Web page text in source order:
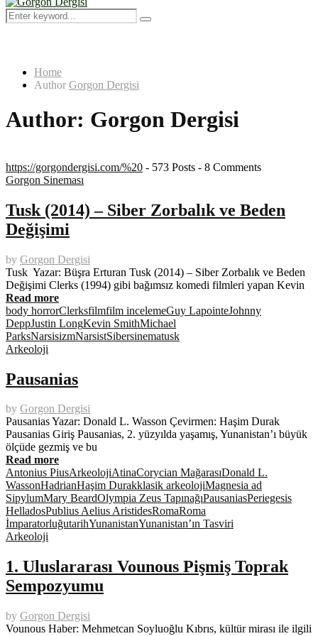
Menu
Search
for:
Search
Home
Author Gorgon Dergisi
Author: Gorgon Dergisi
https://gorgondergisi.com/%20 - 573 Posts - 8 Comments
Gorgon Sineması
Tusk (2014) – Siber Zorbalık ve Beden
Değişimi
by Gorgon Dergisi
Tusk Yazar: Büşra Erturan Tusk (2014) – Siber Zorbalık ve Beden
Değişimi Clerks (1994) gibi bağımsız komedi filmleri yapan Kevin
Read more
body horrorClerksfilmfilm incelemeGuy LapointeJohnny
DeppJustin LongKevin SmithMichael
ParksNarsisizmNarsistSibersinematusk
Arkeoloji
Pausanias
by Gorgon Dergisi
Pausanias Yazar: Donald L. Wasson Çevirmen: Haşim Durak
Pausanias Giriş Pausanias, 2. yüzyılda yaşamış, Yunanistan’ı büyük
ölçüde gezmiş ve bu
Read more
Antonius PiusArkeolojiAtinaCorycian MağarasıDonald L.
WassonHadrianHaşim Durakklasik arkeolojiMagnesia ad
SipylumMary BeardOlympia Zeus TapınağıPausaniasPeriegesis
HelladosPublius Aelius AristidesRomaRoma
İmparatorluğutarihYunanistanYunanistan’ın Tasviri
Arkeoloji
1. Uluslararası Vounous Pişmiş Toprak
Sempozyumu
by Gorgon Dergisi
Vounous Haber: Mehmetcan Soyluoğlu Kıbrıs, kültür mirası ile ilgili